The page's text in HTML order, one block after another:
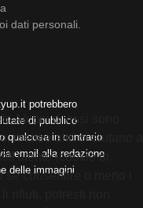
dati personali.
potrebbero
di pubblico
qualcosa in contrario
email alla redazione
delle immagini
Alcuni di essi sono
mentre altri ci aiutano a
(cookie di
consentire o meno i
rifiuti, potresti non